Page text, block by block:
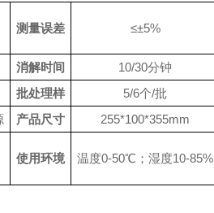
测量误差 ≤±5%
消解时间
10/30分钟
批处理样
5/6个/批
产品尺寸 255*100*355mm
使用环境 温度0-50℃；湿度10-85%